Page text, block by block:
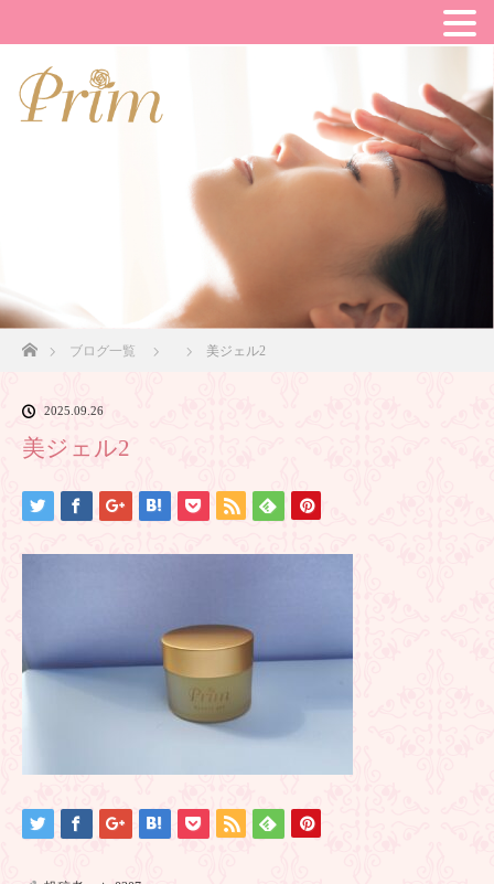
ホームブログ一覧 美ジェル2
2025.09.26
美ジェル2